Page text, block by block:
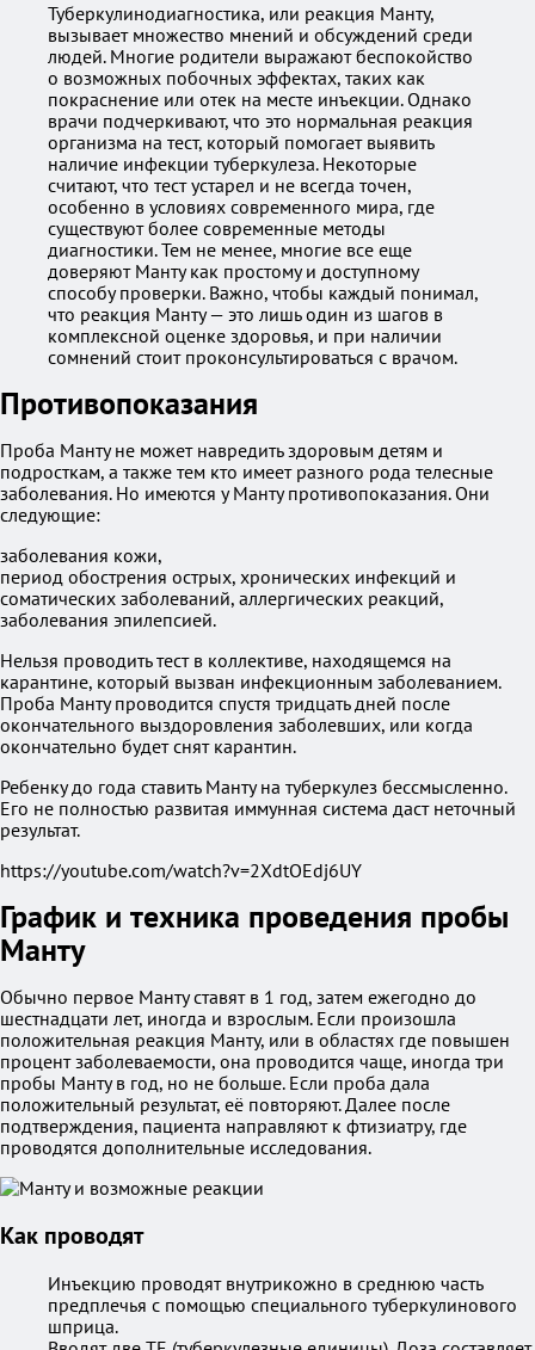
Туберкулинодиагностика, или реакция Манту,
вызывает множество мнений и обсуждений среди
людей. Многие родители выражают беспокойство
о возможных побочных эффектах, таких как
покраснение или отек на месте инъекции. Однако
врачи подчеркивают, что это нормальная реакция
организма на тест, который помогает выявить
наличие инфекции туберкулеза. Некоторые
считают, что тест устарел и не всегда точен,
особенно в условиях современного мира, где
существуют более современные методы
диагностики. Тем не менее, многие все еще
доверяют Манту как простому и доступному
способу проверки. Важно, чтобы каждый понимал,
что реакция Манту — это лишь один из шагов в
комплексной оценке здоровья, и при наличии
сомнений стоит проконсультироваться с врачом.
Противопоказания
Проба Манту не может навредить здоровым детям и
подросткам, а также тем кто имеет разного рода телесные
заболевания. Но имеются у Манту противопоказания. Они
следующие:
заболевания кожи,
период обострения острых, хронических инфекций и
соматических заболеваний, аллергических реакций,
заболевания эпилепсией.
Нельзя проводить тест в коллективе, находящемся на
карантине, который вызван инфекционным заболеванием.
Проба Манту проводится спустя тридцать дней после
окончательного выздоровления заболевших, или когда
окончательно будет снят карантин.
Ребенку до года ставить Манту на туберкулез бессмысленно.
Его не полностью развитая иммунная система даст неточный
результат.
https://youtube.com/watch?v=2XdtOEdj6UY
График и техника проведения пробы
Манту
Обычно первое Манту ставят в 1 год, затем ежегодно до
шестнадцати лет, иногда и взрослым. Если произошла
положительная реакция Манту, или в областях где повышен
процент заболеваемости, она проводится чаще, иногда три
пробы Манту в год, но не больше. Если проба дала
положительный результат, её повторяют. Далее после
подтверждения, пациента направляют к фтизиатру, где
проводятся дополнительные исследования.
Как проводят
Инъекцию проводят внутрикожно в среднюю часть
предплечья с помощью специального туберкулинового
шприца.